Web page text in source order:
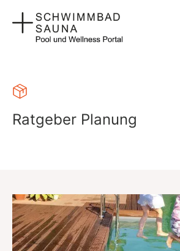
Inhalt
springen
Ratgeber Planung